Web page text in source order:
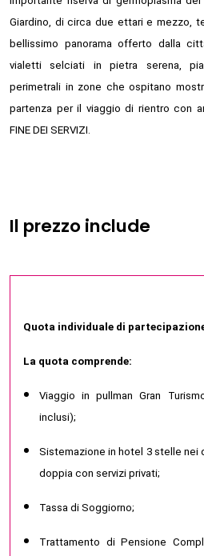
Giardino, di circa due ettari e mezzo,
bellissimo panorama offerto dalla
vialetti selciati in pietra serena,
perimetrali in zone che ospitano
partenza per il viaggio di rientro con
FINE DEI SERVIZI.
Il prezzo include
Quota individuale di
La quota comprende:
Viaggio in pullman Gran
inclusi);
Sistemazione in hotel 3 stelle nei
doppia con servizi privati;
Tassa di Soggiorno;
Trattamento di Pensione